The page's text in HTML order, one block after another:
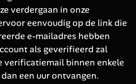
verdergaan in onze
eenvoudig op de link die
e-mailadres hebben
als geverifieerd zal
verificatiemail binnen enkele
een uur ontvangen.